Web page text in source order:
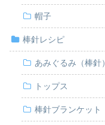
帽子
棒針レシピ
あみぐるみ（棒針）
トップス
棒針ブランケット